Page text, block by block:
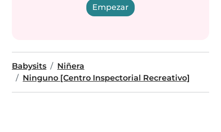
Empezar
Babysits
Niñera
Ninguno [Centro Inspectorial Recreativo]